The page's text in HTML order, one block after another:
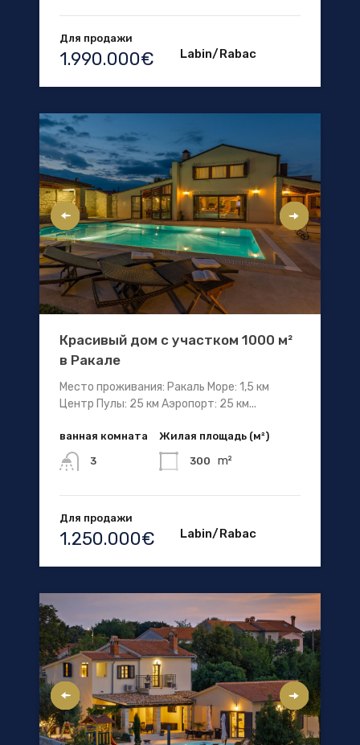
Для продажи
1.990.000€ Labin/Rabac
Красивый дом с участком 1000 м²
в Ракале
Место проживания: Ракаль Море: 1,5 км
Центр Пулы: 25 км Аэропорт: 25 км...
ванная комната
3
Жилая площадь (м²)
300 m²
Для продажи
1.250.000€ Labin/Rabac